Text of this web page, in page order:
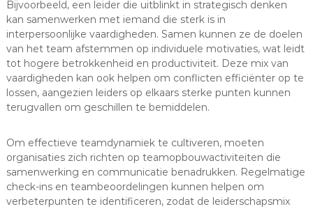
Bijvoorbeeld, een leider die uitblinkt in strategisch denken
kan samenwerken met iemand die sterk is in
interpersoonlijke vaardigheden. Samen kunnen ze de doelen
van het team afstemmen op individuele motivaties, wat leidt
tot hogere betrokkenheid en productiviteit. Deze mix van
vaardigheden kan ook helpen om conflicten efficiënter op te
lossen, aangezien leiders op elkaars sterke punten kunnen
terugvallen om geschillen te bemiddelen.
Om effectieve teamdynamiek te cultiveren, moeten
organisaties zich richten op teamopbouwactiviteiten die
samenwerking en communicatie benadrukken. Regelmatige
check-ins en teambeoordelingen kunnen helpen om
verbeterpunten te identificeren, zodat de leiderschapsmix